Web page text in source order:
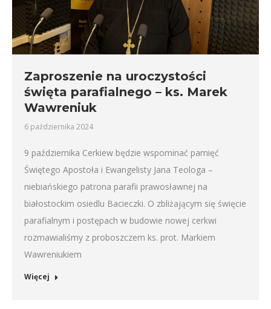
Zaproszenie na uroczystości
święta parafialnego – ks. Marek
Wawreniuk
6 października 2024
9 października Cerkiew będzie wspominać pamięć
Świętego Apostoła i Ewangelisty Jana Teologa –
niebiańskiego patrona parafii prawosławnej na
białostockim osiedlu Bacieczki. O zbliżającym się święcie
parafialnym i postępach w budowie nowej cerkwi
rozmawialiśmy z proboszczem ks. prot. Markiem
Wawreniukiem
Więcej